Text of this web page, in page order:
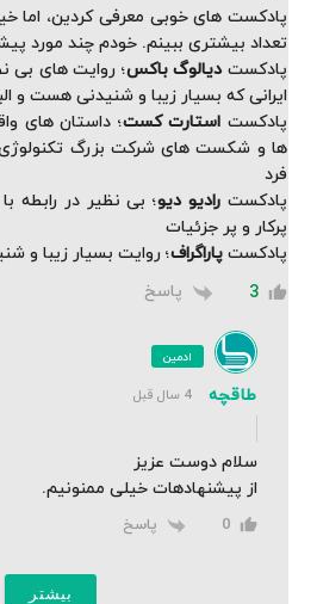
پادکست های خوبی معرفی کردین، اما
تعداد بیشتری ببینم. خودم چند مورد
پادکستدیالوگ باکس؛ روایت های بی
ایرانی که بسیار زیبا و شنیدنی هست و
پادکست استارت کست؛ داستان های
ها و شکست های شرکت بزرگ
فرد
پادکست رادیو دیو؛ بی نظیر در رابطه
پرکار و پر جزئیات
پادکستپاراگراف؛ روایت بسیار زیبا و
3
پاسخ
ادمین
طاقچه 4 سال قبل
سلام دوست عزیز
از پیشنهادهات خیلی ممنونیم.
0 پاسخ
بیشتر